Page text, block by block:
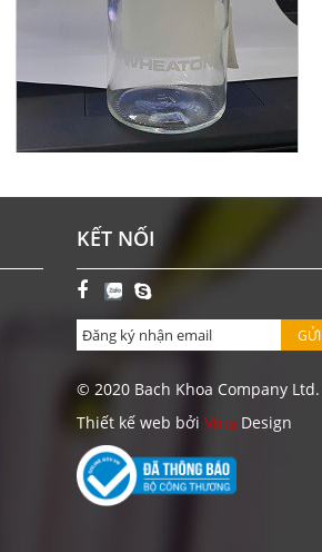
Giá: Liên hệ
ĐẶT HÀNG
KẾT NỐI
GỬI
© 2020 Bach Khoa Company Ltd.
Thiết kế web bởi Vina Design